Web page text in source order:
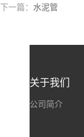
下一篇： 水泥管
关于我们
公司简介